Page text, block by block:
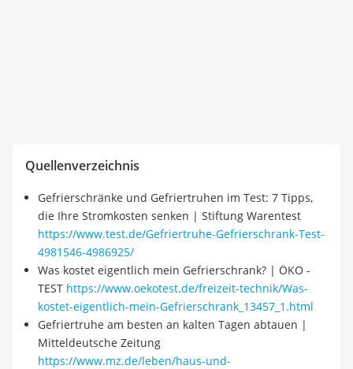
Quellenverzeichnis
Gefrierschränke und Gefriertruhen im Test: 7 Tipps,
die Ihre Stromkosten senken | Stiftung Warentest
https://www.test.de/Gefriertruhe-Gefrierschrank-Test-
4981546-4986925/
Was kostet eigentlich mein Gefrierschrank? | ÖKO -
TEST https://www.oekotest.de/freizeit-technik/Was-
kostet-eigentlich-mein-Gefrierschrank_13457_1.html
Gefriertruhe am besten an kalten Tagen abtauen |
Mitteldeutsche Zeitung
https://www.mz.de/leben/haus-und-